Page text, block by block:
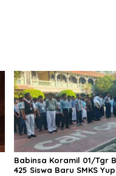
Babinsa Koramil 01/Tgr
425 Siswa Baru SMKS